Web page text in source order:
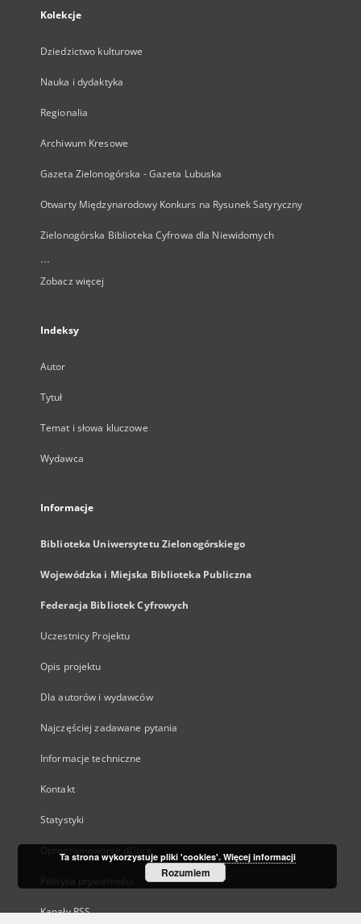
Kolekcje
Dziedzictwo kulturowe
Nauka i dydaktyka
Regionalia
Archiwum Kresowe
Gazeta Zielonogórska - Gazeta Lubuska
Otwarty Międzynarodowy Konkurs na Rysunek Satyryczny
Zielonogórska Biblioteka Cyfrowa dla Niewidomych
...
Zobacz więcej
Indeksy
Autor
Tytuł
Temat i słowa kluczowe
Wydawca
Informacje
Biblioteka Uniwersytetu Zielonogórskiego
Wojewódzka i Miejska Biblioteka Publiczna
Federacja Bibliotek Cyfrowych
Uczestnicy Projektu
Opis projektu
Dla autorów i wydawców
Najczęściej zadawane pytania
Informacje techniczne
Kontakt
Statystyki
Oprogramowanie dLibra
Polityka prywatności
Kanały RSS
Ta strona wykorzystuje pliki 'cookies'. Więcej informacji
Rozumiem